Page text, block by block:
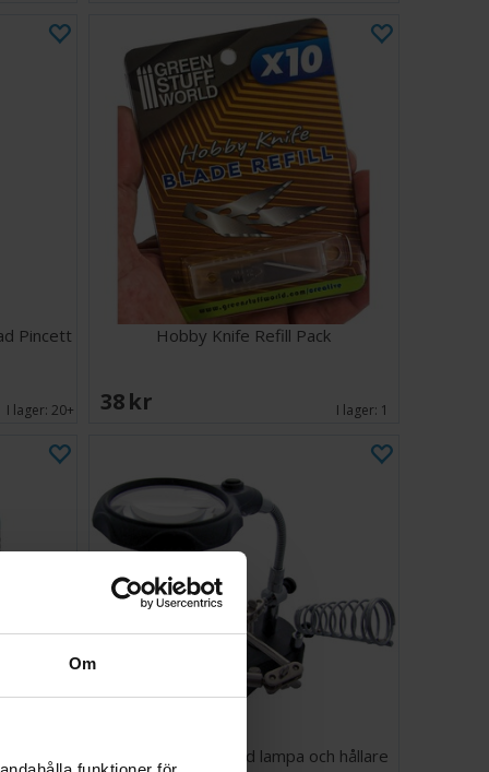
Om
Pincett
I lager:20+
Hobby Knife Refill Pack
38 SEK I lager: 1
Förstoringsglas med lampa och hållare